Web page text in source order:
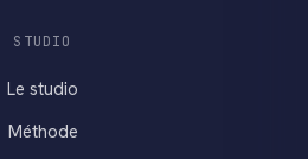
STUDIO
Le studio
Méthode